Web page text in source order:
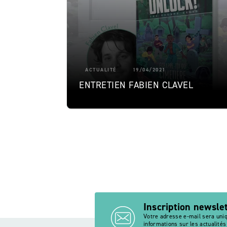
ACTUALITÉ 19/04/2021
ENTRETIEN FABIEN CLAVEL
Inscription
Votre adresse e-mail sera
informations sur les actualités